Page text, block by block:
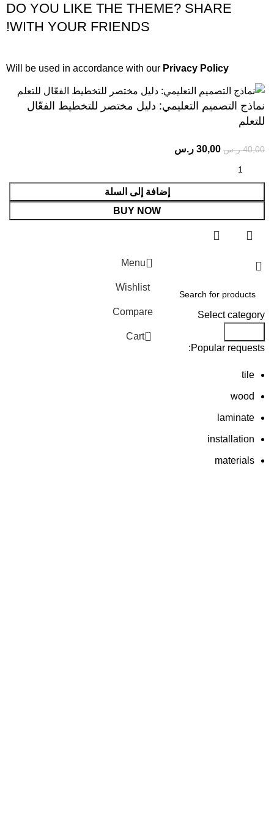
DO YOU LIKE THE THEME? SHARE
WITH YOUR FRIENDS!
Will be used in accordance with our Privacy Policy
نماذج التصميم التعليمي: دليل مختصر للتخطيط الفعّال
للتعلم
40,00 ر.س 30,00 ر.س
إضافة إلى السلة
BUY NOW
Select category
Popular requests:
tile
wood
laminate
installation
materials
Menu
Wishlist
Compare
0
Cart